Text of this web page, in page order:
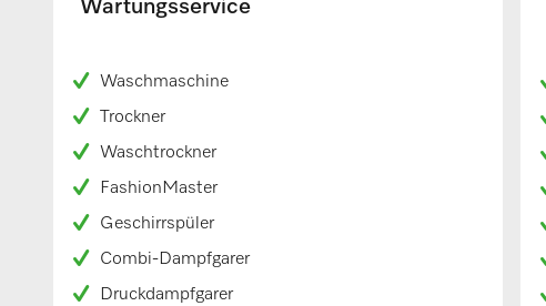
Wartungsservice
Waschmaschine
Trockner
Waschtrockner
FashionMaster
Geschirrspüler
Combi-Dampfgarer
Druckdampfgarer